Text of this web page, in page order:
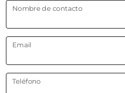
Nombre de contacto
Email
Teléfono